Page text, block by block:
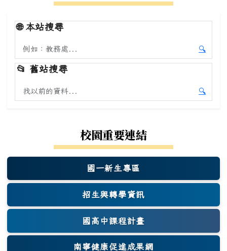
🌐本站搜尋
搜尋本站內容
🔍
開始本
📂 舊站搜尋
搜尋舊站內容
🔍
開始舊
校園重要連結
國一新生專區
(另開新視窗)
招生與轉學資訊
國高中課程計畫
南寧健康促進成果網